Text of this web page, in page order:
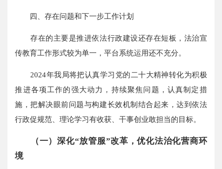
四、存在问题和下一步工作计划
存在的主要是推进依法行政建设还存在短板，法治宣
传教育工作形式较为单一，平台系统运用还不充分。
2024年我局将把认真学习党的二十大精神转化为积极
推进各项工作的强大动力，持续聚焦问题，认真制定措
施，把解决眼前问题与构建长效机制结合起来，达到依法
行政促规范、理论学习有收获、干事创业敢担当的目标。
（一）深化“放管服”改革，优化法治化营商环
境